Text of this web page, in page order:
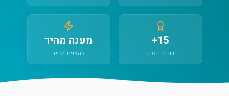
15+
שנות ניסיון
מענה מהיר
להצעת מחיר